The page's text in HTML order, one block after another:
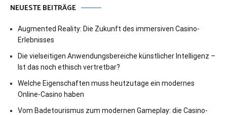
NEUESTE BEITRÄGE
Augmented Reality: Die Zukunft des immersiven Casino-
Erlebnisses
Die vielseitigen Anwendungsbereiche künstlicher Intelligenz –
Ist das noch ethisch vertretbar?
Welche Eigenschaften muss heutzutage ein modernes
Online-Casino haben
Vom Badetourismus zum modernen Gameplay: die Casino-